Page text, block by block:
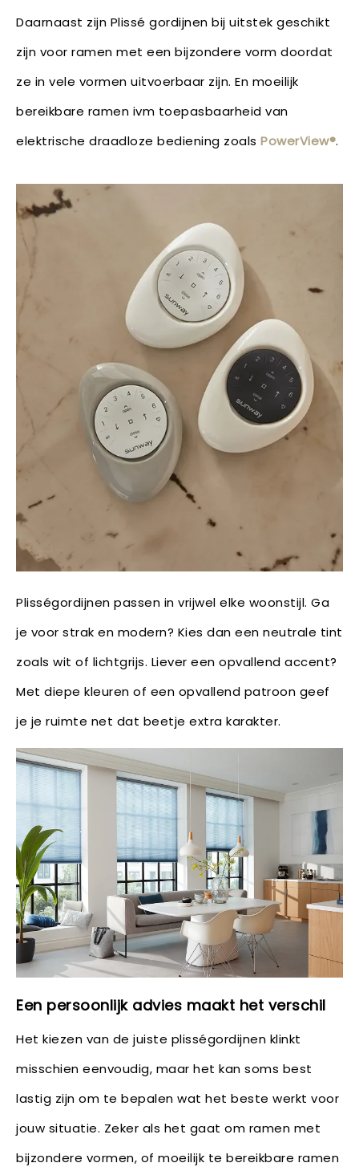
Daarnaast zijn Plissé gordijnen bij uitstek geschikt
zijn voor ramen met een bijzondere vorm doordat
ze in vele vormen uitvoerbaar zijn. En moeilijk
bereikbare ramen ivm toepasbaarheid van
elektrische draadloze bediening zoals PowerView®.
Plisségordijnen passen in vrijwel elke woonstijl. Ga
je voor strak en modern? Kies dan een neutrale tint
zoals wit of lichtgrijs. Liever een opvallend accent?
Met diepe kleuren of een opvallend patroon geef
je je ruimte net dat beetje extra karakter.
Een persoonlijk advies maakt het verschil
Het kiezen van de juiste plisségordijnen klinkt
misschien eenvoudig, maar het kan soms best
lastig zijn om te bepalen wat het beste werkt voor
jouw situatie. Zeker als het gaat om ramen met
bijzondere vormen, of moeilijk te bereikbare ramen